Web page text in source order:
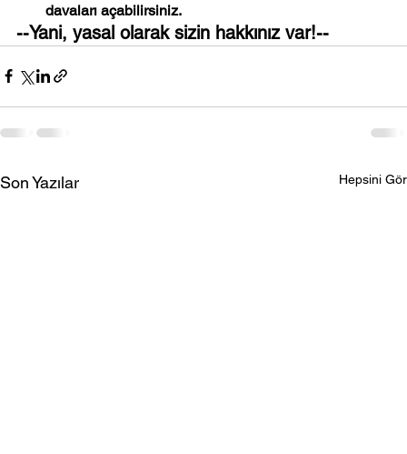
davaları açabilirsiniz.
--Yani, yasal olarak sizin hakkınız var!--
Son Yazılar Hepsini Gör